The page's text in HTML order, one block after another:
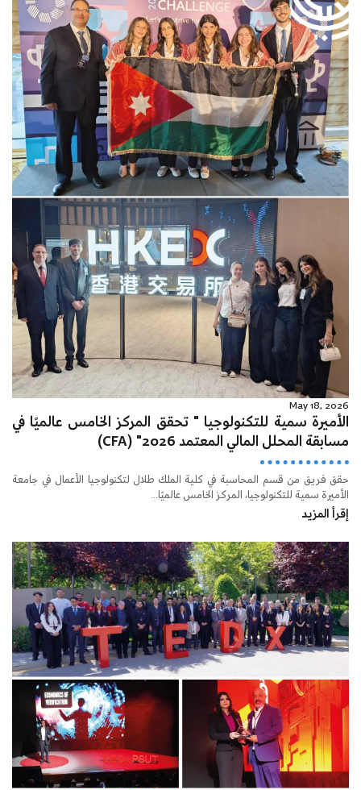
May 18, 2026
الأميرة سمية للتكنولوجيا " تحقق المركز الخامس عالميًا في
مسابقة المحلل المالي المعتمد 2026" (CFA)
حقق فريق من قسم المحاسبة في كلية الملك طلال لتكنولوجيا الأعمال في جامعة
الأميرة سمية للتكنولوجيا، المركز الخامس عالميًا...
إقرأ المزيد